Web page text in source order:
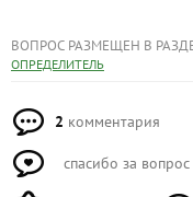
ВОПРОС РАЗМЕЩЕН В
ОПРЕДЕЛИТЕЛЬ
2 комментария
спасибо за вопрос